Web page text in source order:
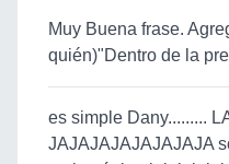
Muy Buena frase.
quién)"Dentro de la
es simple Dany.........
JAJAJAJAJAJAJAJA